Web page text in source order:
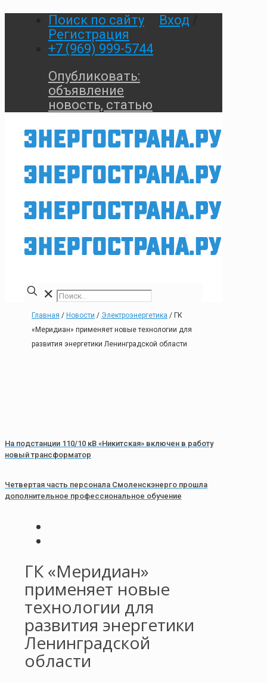
Поиск по сайту Вход
Регистрация
+7 (969) 999-5744
Опубликовать:
объявление
новость, статью
✕
Главная / Новости / Электроэнергетика / ГК
«Меридиан» применяет новые технологии для
развития энергетики Ленинградской области
На подстанции 110/10 кВ «Никитская» включен в работу
новый трансформатор
Четвертая часть персонала Смоленскэнерго прошла
дополнительное профессиональное обучение
ГК «Меридиан»
применяет новые
технологии для
развития энергетики
Ленинградской
области